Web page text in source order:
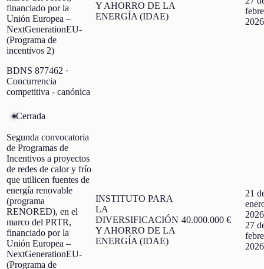
financiado por la
Unión Europea –
NextGenerationEU-
(Programa de
incentivos 2)
BDNS 877462 ·
Concurrencia
competitiva - canónica
Y AHORRO DE LA
ENERGÍA (IDAE)
2026
Cerrada
Segunda convocatoria
de Programas de
Incentivos a proyectos
de redes de calor y frío
que utilicen fuentes de
energía renovable
(programa
RENORED), en el
marco del PRTR,
financiado por la
Unión Europea –
NextGenerationEU-
(Programa de
INSTITUTO PARA
LA
DIVERSIFICACIÓN
Y AHORRO DE LA
ENERGÍA (IDAE)
40.000.000 €
21
2026
27
2026